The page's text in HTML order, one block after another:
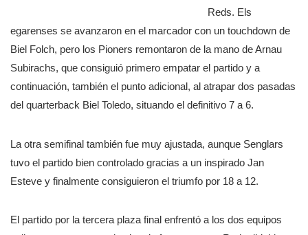
Reds. Els
egarenses se avanzaron en el marcador con un touchdown de
Biel Folch, pero los Pioners remontaron de la mano de Arnau
Subirachs, que consiguió primero empatar el partido y a
continuación, también el punto adicional, al atrapar dos pasadas
del quarterback Biel Toledo, situando el definitivo 7 a 6.
La otra semifinal también fue muy ajustada, aunque Senglars
tuvo el partido bien controlado gracias a un inspirado Jan
Esteve y finalmente consiguieron el triumfo por 18 a 12.
El partido por la tercera plaza final enfrentó a los dos equipos